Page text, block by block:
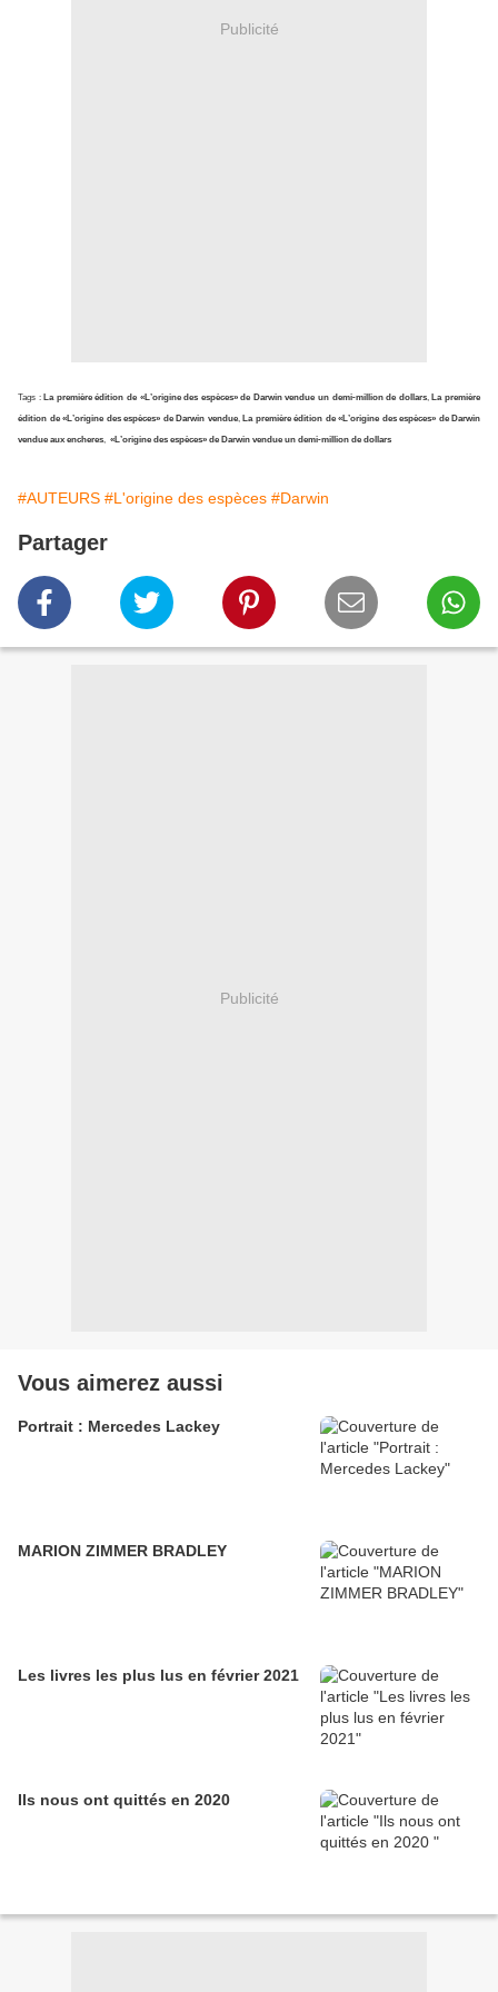
Publicité
Tags : La première édition de «L’origine des espèces» de Darwin vendue un demi-million de dollars, La première
édition de «L’origine des espèces» de Darwin vendue, La première édition de «L’origine des espèces» de Darwin
vendue aux encheres, «L’origine des espèces» de Darwin vendue un demi-million de dollars
#AUTEURS #L'origine des espèces #Darwin
Partager
Publicité
Vous aimerez aussi
Portrait : Mercedes Lackey
MARION ZIMMER BRADLEY
Les livres les plus lus en février 2021
Ils nous ont quittés en 2020